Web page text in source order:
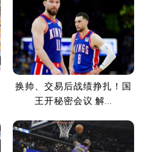
换帅、交易后战绩挣扎！国
王开秘密会议 解...